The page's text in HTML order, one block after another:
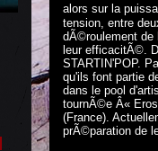
alors sur la
tension, entre
dÃ©roulement de
leur efficacitÃ©.
STARTIN'POP.
qu'ils font partie
dans le pool
tournÃ©e Â«
(France).
prÃ©paration de